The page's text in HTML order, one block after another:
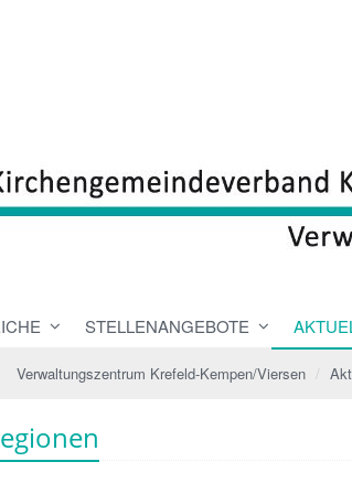
STELLENANGEBOTE
Verwaltungszentrum Krefeld-Kempen/Viersen